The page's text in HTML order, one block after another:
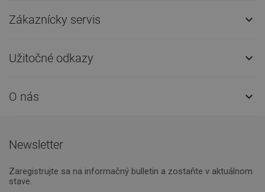
Zákaznícky servis 
Užitočné odkazy 
O nás 
Newsletter
Zaregistrujte sa na informačný bulletin a zostaňte v aktuálnom
stave.